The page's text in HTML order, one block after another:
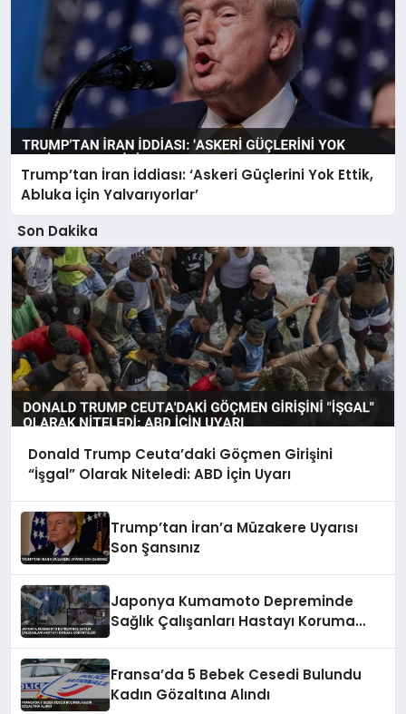
Trump’tan İran İddiası: ‘Askeri Güçlerini Yok Ettik,
Abluka İçin Yalvarıyorlar’
Son Dakika
Donald Trump Ceuta’daki Göçmen Girişini
“İşgal” Olarak Niteledi: ABD İçin Uyarı
Trump’tan İran’a Müzakere Uyarısı
Son Şansınız
Japonya Kumamoto Depreminde
Sağlık Çalışanları Hastayı Koruma
Fransa’da 5 Bebek Cesedi Bulundu
Kadın Gözaltına Alındı